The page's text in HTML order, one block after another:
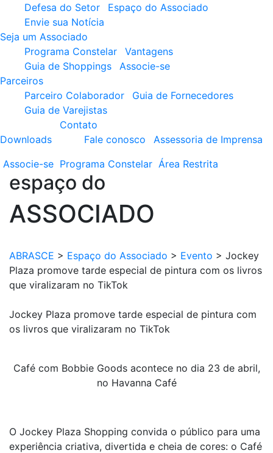
Defesa do Setor
Espaço do Associado
Envie sua Notícia
Seja um Associado
Programa Constelar
Vantagens
Guia de Shoppings
Associe-se
Parceiros
Parceiro Colaborador
Guia de Fornecedores
Guia de Varejistas
Downloads
Contato
Fale conosco
Assessoria de Imprensa
Associe-se Programa Constelar Área Restrita
espaço do
ASSOCIADO
ABRASCE > Espaço do Associado > Evento > Jockey
Plaza promove tarde especial de pintura com os livros
que viralizaram no TikTok
Jockey Plaza promove tarde especial de pintura com
os livros que viralizaram no TikTok
Café com Bobbie Goods acontece no dia 23 de abril,
no Havanna Café
O Jockey Plaza Shopping convida o público para uma
experiência criativa, divertida e cheia de cores: o Café